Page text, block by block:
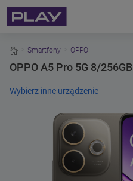
home
Smartfony OPPO
OPPO A5 Pro 5G 8/256GB
Wybierz inne urządzenie